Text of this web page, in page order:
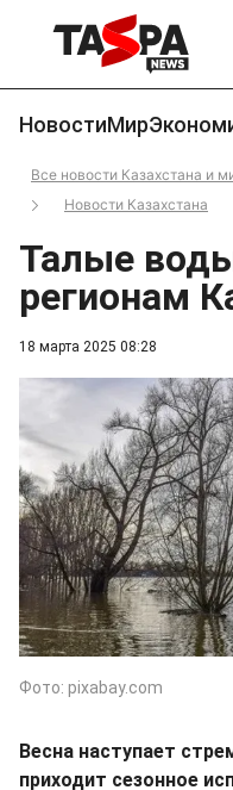
НовостиМир
Все новости Казахстана и
Новости Казахстана
18 марта 2025 08:28
Талые
регионам
Фото: pixabay.com
Весна наступает
приходит сезонное